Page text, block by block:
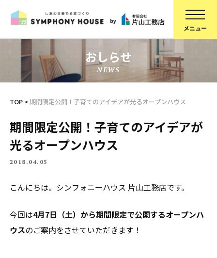
家づくりについて
建物について
お知らせ
不動産情報
リフォーム
スタッフブログ
スタッフ紹介
コラム
採用情報
個人情報保護方針
おしらせ
NEWS
TOP >期間限定公開！子育てのアイデアが光るオープンハウス
期間限定公開！子育てのアイデアが
光るオープンハウス
2018.04.05
こんにちは。シンフォニーハウス 片山工務店です。
今回は4月7日（土）から期間限定で公開するオープンハ
ウスのご案内をさせていただきます！